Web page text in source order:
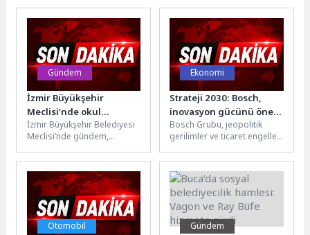
Nisan) vatandaşlara
kapılarını ücretsiz açacak....
pazarlama stratejilerinde
büyük bir...
Gündem
İzmir Büyükşehir
Meclisi’nde okul
saldırılarına ortak tepki
İzmir Büyükşehir Belediyesi
Meclisi’nde gündem,
Kahramanmaraş’ta meydana
gelen okul saldırııları oldu.
Mecliste tüm...
Ekonomi
Strateji 2030: Bosch,
inovasyon gücünü öne
çıkarıyor
Bosch Grubu, jeopolitik
gerilimler ve ticaret engelleri
küresel pazarlardaki
büyüme beklentilerini...
Otomobil Gündem